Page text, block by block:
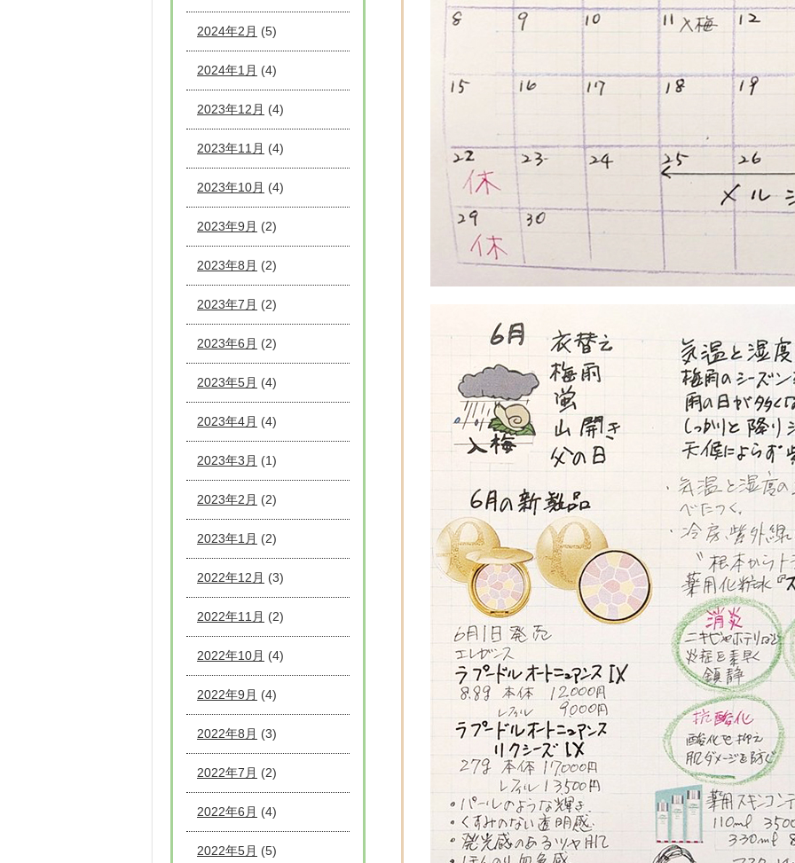
2024年2月 (5)
2024年1月 (4)
2023年12月 (4)
2023年11月 (4)
2023年10月 (4)
2023年9月 (2)
2023年8月 (2)
2023年7月 (2)
2023年6月 (2)
2023年5月 (4)
2023年4月 (4)
2023年3月 (1)
2023年2月 (2)
2023年1月 (2)
2022年12月 (3)
2022年11月 (2)
2022年10月 (4)
2022年9月 (4)
2022年8月 (3)
2022年7月 (2)
2022年6月 (4)
2022年5月 (5)